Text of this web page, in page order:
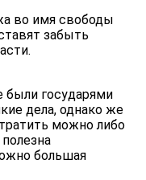
во имя свободы
забыть
были государями
дела, однако же
можно либо
большая